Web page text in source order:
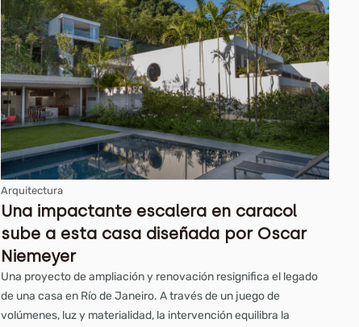
Arquitectura
Una impactante escalera en caracol
sube a esta casa diseñada por Oscar
Niemeyer
Una proyecto de ampliación y renovación resignifica el legado
de una casa en Río de Janeiro. A través de un juego de
volúmenes, luz y materialidad, la intervención equilibra la